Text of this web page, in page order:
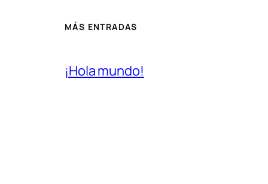
MÁS ENTRADAS
¡Hola mundo!